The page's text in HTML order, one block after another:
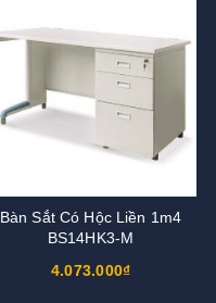
Bàn Sắt Có Hộc Liền 1m4
BS14HK3-M
4.073.000₫